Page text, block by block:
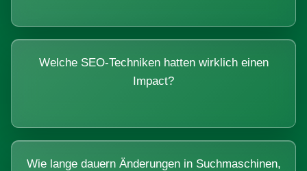
Welche SEO-Techniken hatten wirklich einen
Impact?
Wie lange dauern Änderungen in Suchmaschinen,